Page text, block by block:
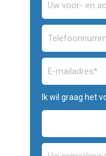
Ik wil graag het